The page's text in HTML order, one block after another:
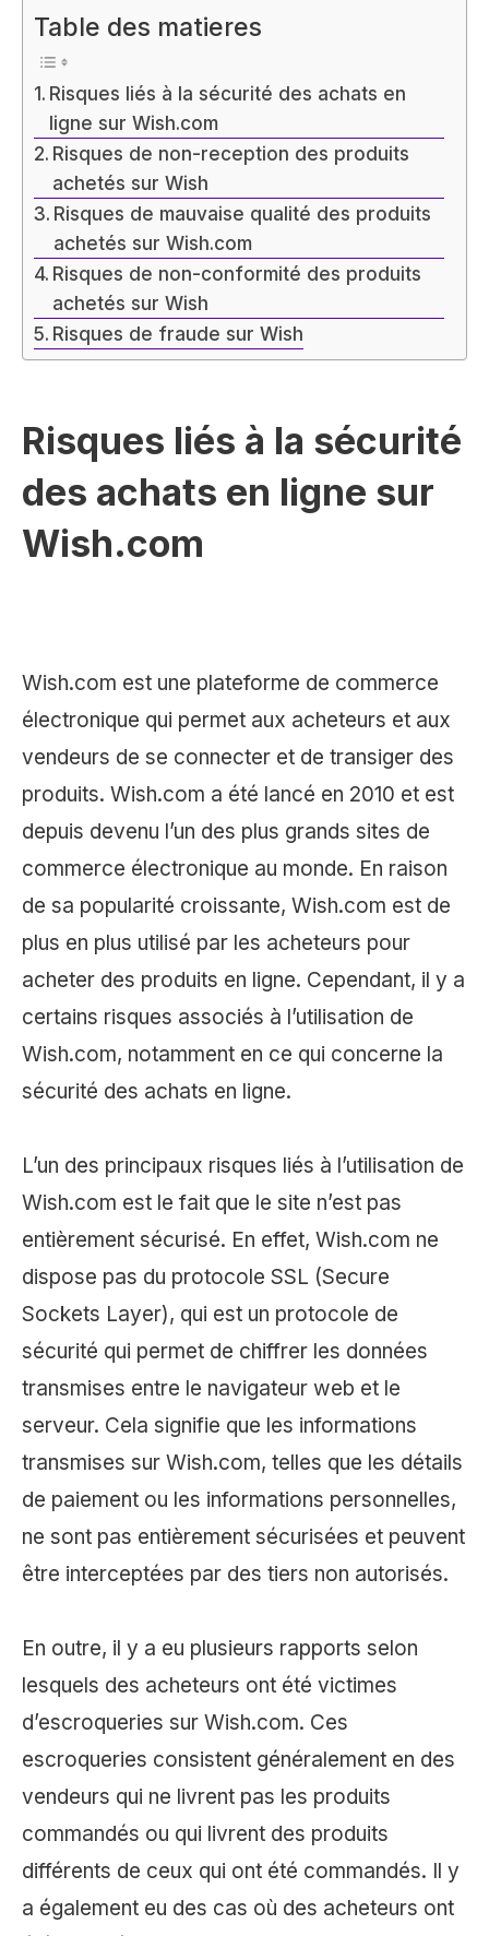
Table des matieres
Risques liés à la sécurité des achats en
ligne sur Wish.com
Risques de non-reception des produits
achetés sur Wish
Risques de mauvaise qualité des produits
achetés sur Wish.com
Risques de non-conformité des produits
achetés sur Wish
Risques de fraude sur Wish
Risques liés à la sécurité
des achats en ligne sur
Wish.com
Wish.com est une plateforme de commerce
électronique qui permet aux acheteurs et aux
vendeurs de se connecter et de transiger des
produits. Wish.com a été lancé en 2010 et est
depuis devenu l’un des plus grands sites de
commerce électronique au monde. En raison
de sa popularité croissante, Wish.com est de
plus en plus utilisé par les acheteurs pour
acheter des produits en ligne. Cependant, il y a
certains risques associés à l’utilisation de
Wish.com, notamment en ce qui concerne la
sécurité des achats en ligne.
L’un des principaux risques liés à l’utilisation de
Wish.com est le fait que le site n’est pas
entièrement sécurisé. En effet, Wish.com ne
dispose pas du protocole SSL (Secure
Sockets Layer), qui est un protocole de
sécurité qui permet de chiffrer les données
transmises entre le navigateur web et le
serveur. Cela signifie que les informations
transmises sur Wish.com, telles que les détails
de paiement ou les informations personnelles,
ne sont pas entièrement sécurisées et peuvent
être interceptées par des tiers non autorisés.
En outre, il y a eu plusieurs rapports selon
lesquels des acheteurs ont été victimes
d’escroqueries sur Wish.com. Ces
escroqueries consistent généralement en des
vendeurs qui ne livrent pas les produits
commandés ou qui livrent des produits
différents de ceux qui ont été commandés. Il y
a également eu des cas où des acheteurs ont